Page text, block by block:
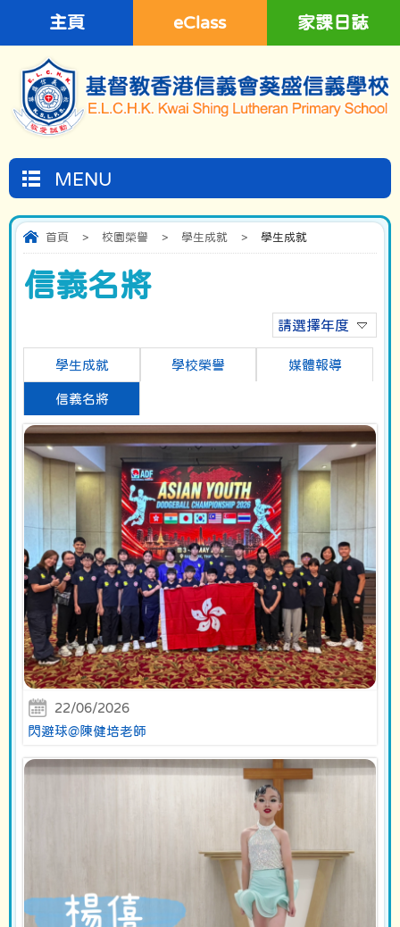
主頁 eClass 家課日誌
MENU
首頁 > 校園榮譽 > 學生成就 > 學生成就
信義名將
請選擇年度
學生成就 學校榮譽 媒體報導
信義名將
22/06/2026
閃避球@陳健培老師